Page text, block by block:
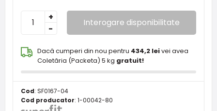
-
+ Interogare disponibilitate
Dacă cumperi din nou pentru 434,2 leivei avea
Coletăria (Packeta) 5 kg gratuit!
Cod: SF0167-04
Cod producator: 1-00042-80